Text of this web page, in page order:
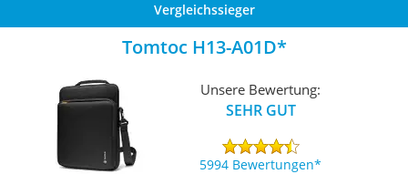
Vergleichssieger
Tomtoc H13-A01D
Unsere Bewertung:
SEHR GUT
5994 Bewertungen